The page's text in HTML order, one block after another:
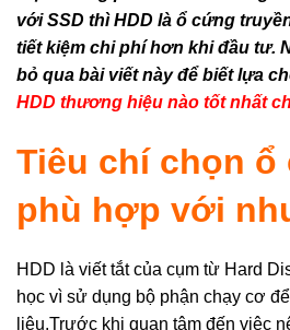
với SSD thì HDD là ổ cứng
tiết kiệm chi phí hơn khi đầu tư.
bỏ qua bài viết này để biết lựa
HDD thương hiệu nào tốt nhất
Tiêu chí chọn ổ
phù hợp với
HDD là viết tắt của cụm từ Hard
học vì sử dụng bộ phận chạy cơ
liệu.Trước khi quan tâm đến việc